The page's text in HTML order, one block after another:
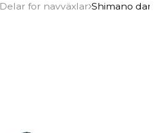
Delar for navväxlar Shimano